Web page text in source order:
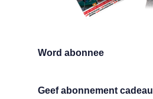
Word abonnee
Geef abonnement cadeau